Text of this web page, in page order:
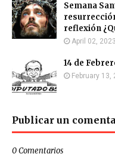
Semana
reflexión
April 02, 2023
14 de
February 13,
Publicar un
0 Comentarios